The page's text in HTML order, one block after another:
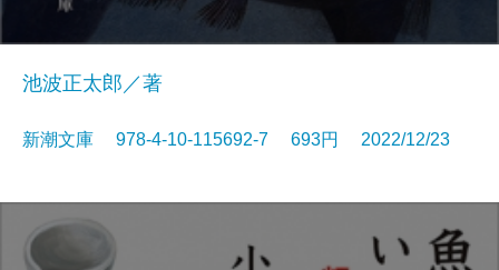
池波正太郎／著
新潮文庫 978-4-10-115692-7 693円 2022/12/23